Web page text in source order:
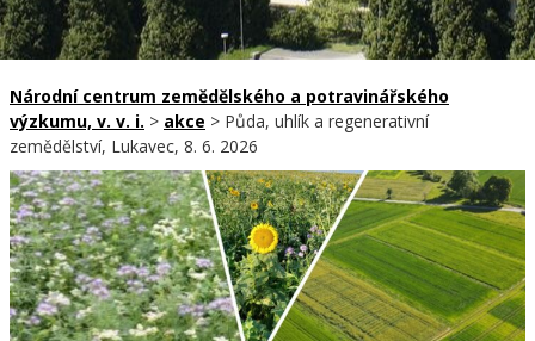
Národní centrum zemědělského a potravinářského
výzkumu, v. v. i. > akce > Půda, uhlík a regenerativní
zemědělství, Lukavec, 8. 6. 2026